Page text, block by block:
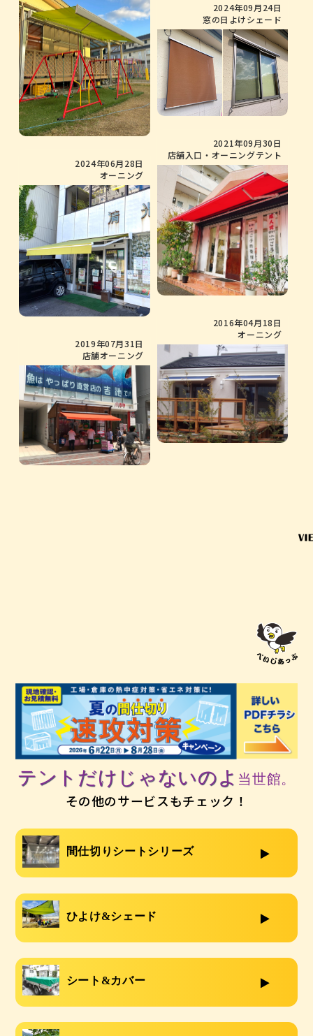
2024年06月28日
オーニング
2019年07月31日
店舗オーニング
2024年09月24日
窓の日よけシェード
2021年09月30日
店舗入口・オーニングテント
2016年04月18日
オーニング
テントだけじゃないのよ 当世館。
その他のサービスもチェック！
間仕切りシートシリーズ
ひよけ&シェード
シート&カバー